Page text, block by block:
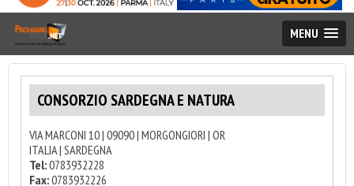
MENU
CONSORZIO SARDEGNA E NATURA
VIA MARCONI 10 | 09090 | MORGONGIORI | OR
ITALIA | SARDEGNA
Tel:0783932228
Fax:0783932226